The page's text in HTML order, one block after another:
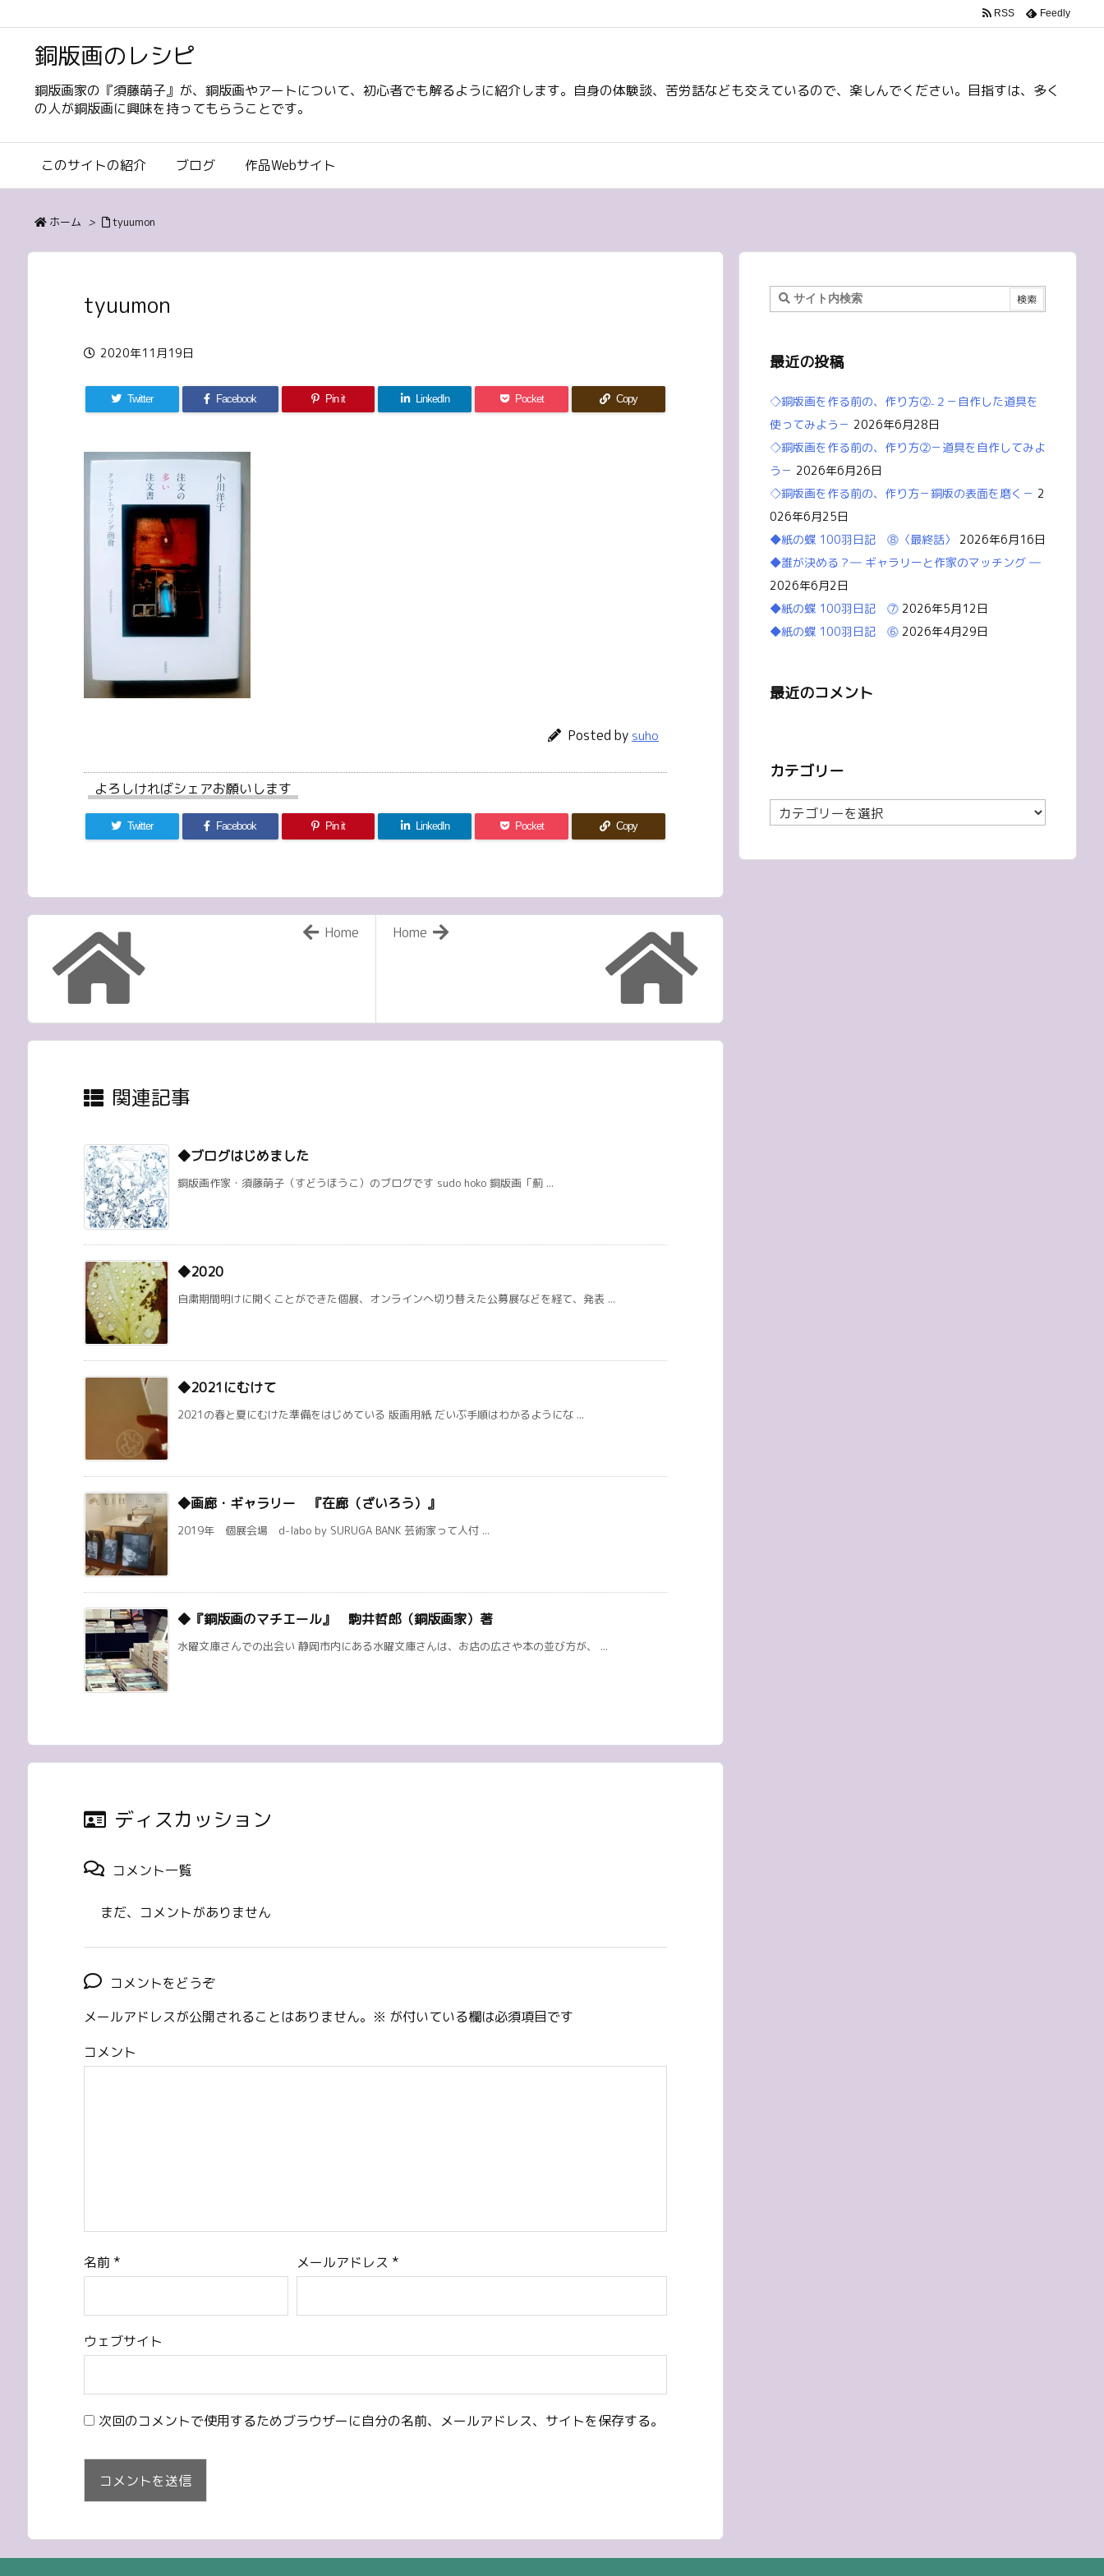
銅版画のレシピ
銅版画家の『須藤萌子』が、銅版画やアートについて、初心者でも解るように紹介します。自身の体験談、苦労話なども交えているので、楽しんでください。目指すは、多く
の人が銅版画に興味を持ってもらうことです。
このサイトの紹介 ブログ 作品Webサイト
RSS Feedly
ホーム > tyuumon
tyuumon
2020年11月19日
Twitter Facebook Pin it LinkedIn Pocket Copy
Posted by suho
よろしければシェアお願いします
Twitter Facebook Pin it LinkedIn Pocket Copy
Home
Home
関連記事
◆ブログはじめました
銅版画作家・須藤萌子（すどうほうこ）のブログです sudo hoko 銅版画「薊 ...
◆2020
自粛期間明けに開くことができた個展、オンラインへ切り替えた公募展などを経て、発表 ...
◆2021にむけて
2021の春と夏にむけた準備をはじめている 版画用紙 だいぶ手順はわかるようにな ...
◆画廊・ギャラリー 『在廊（ざいろう）』
2019年 個展会場 d-labo by SURUGA BANK 芸術家って人付 ...
◆『銅版画のマチエール』 駒井哲郎（銅版画家）著
水曜文庫さんでの出会い 静岡市内にある水曜文庫さんは、お店の広さや本の並び方が、 ...
ディスカッション
コメント一覧
まだ、コメントがありません
コメントをどうぞ
メールアドレスが公開されることはありません。 ※ が付いている欄は必須項目です
コメント
名前 * メールアドレス *
ウェブサイト
次回のコメントで使用するためブラウザーに自分の名前、メールアドレス、サイトを保存する。
最近の投稿
◇銅版画を作る前の、作り方②₋２－自作した道具を
使ってみよう－ 2026年6月28日
◇銅版画を作る前の、作り方②－道具を自作してみよ
う－ 2026年6月26日
◇銅版画を作る前の、作り方－銅版の表面を磨く－ 2
026年6月25日
◆紙の蝶 100羽日記 ⓼〈最終話〉
2026年6月16日
◆誰が決める？― ギャラリーと作家のマッチング ―
2026年6月2日
◆紙の蝶 100羽日記 ⓻ 2026年5月12日
◆紙の蝶 100羽日記 ⓺ 2026年4月29日
最近のコメント
カテゴリー
カ
テ
リ